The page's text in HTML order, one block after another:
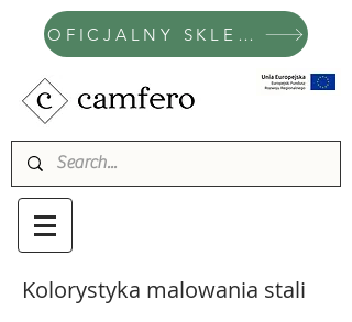
OFICJALNY SKLEP CAMFERO
Kolorystyka malowania stali